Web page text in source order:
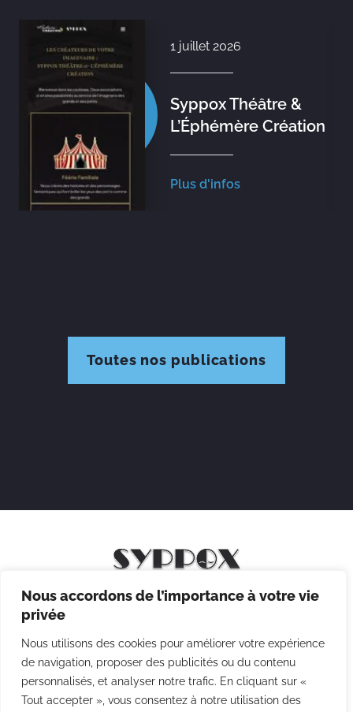
Nous accordons de l’importance à votre vie
privée
Nous utilisons des cookies pour améliorer votre expérience
de navigation, proposer des publicités ou du contenu
personnalisés, et analyser notre trafic. En cliquant sur «
Tout accepter », vous consentez à notre utilisation des
1 juillet 2026
Syppox Théâtre &
L’Éphémère Création
Plus d'infos
Toutes nos publications
Mentions légales
Politique des cookies
CGV